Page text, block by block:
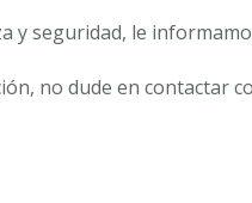
y seguridad, le
no dude en contactar